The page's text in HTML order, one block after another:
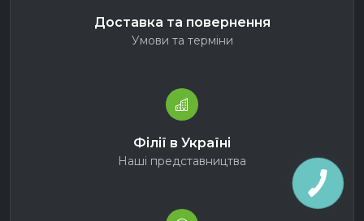
Доставка та повернення
Умови та терміни
Філії в Україні
Наші представництва